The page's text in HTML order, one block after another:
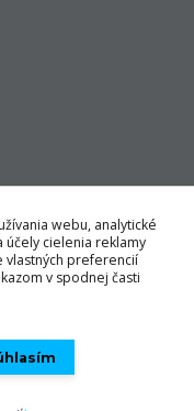
webu, analytické
účely cielenia reklamy
vlastných preferencií
v spodnej časti